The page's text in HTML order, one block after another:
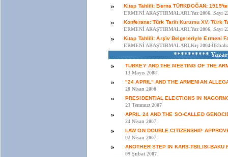
»
Kitap Tahlili: Berna TÜRKDOĞAN:
ERMENİ ARAŞTIRMALARI,Yaz 2006, Sayı
»
Konferans: Türk Tarih Kurumu XV. Türk
ERMENİ ARAŞTIRMALARI,Yaz 2006, Sayı
»
Kitap Tahlili: Arşiv Belgeleriyle Ermeni
ERMENİ ARAŞTIRMALARI,Kış 2004-
**********
»
TURKEY AND THE MEETING OF THE
13 Mayıs 2008
»
"24 APRIL" AND THE ARMENIAN
28 Nisan 2008
»
PRESIDENTIAL ELECTIONS IN
23 Temmuz 2007
»
APRIL 24 AND THE SO-CALLED
24 Nisan 2007
»
LAW ON DOUBLE CITIZENSHIP
02 Nisan 2007
»
ANOTHER STEP IN KARS-TBILISI-BAKU
09 Şubat 2007